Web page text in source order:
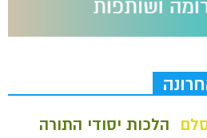
הלכות יסודי התורה